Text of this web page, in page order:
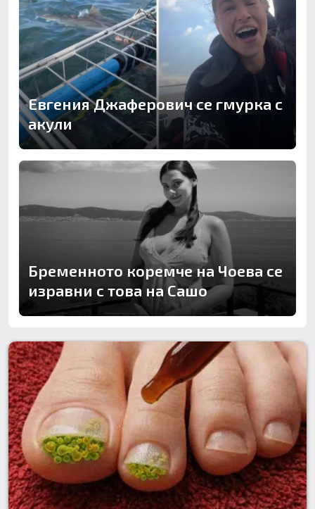
Евгения Джаферович се гмурка с
акули
Бременното коремче на Чоева се
изравни с това на Сашо